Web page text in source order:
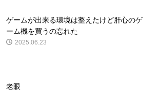
ゲームが出来る環境は整えたけど肝心のゲ
ーム機を買うの忘れた
2025.06.23
老眼